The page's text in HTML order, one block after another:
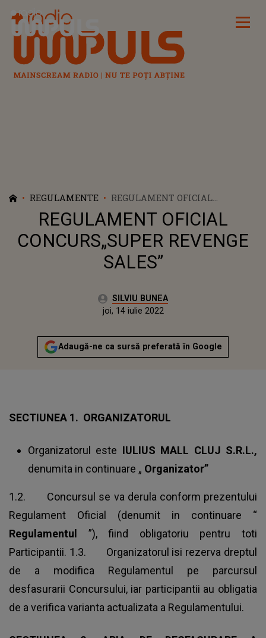
Radio Impuls
REGULAMENTE
REGULAMENT OFICIAL
CONCURS„SUPER REVENGE
SALES”
REGULAMENT OFICIAL
CONCURS„SUPER REVENGE
SALES”
Autor:SILVIU BUNEA
miercuri, 16 septembrie 2020Actualizat:
joi, 14 iulie 2022
Adaugă-ne ca sursă preferată în Google
SECTIUNEA 1. ORGANIZATORUL
Organizatorul este IULIUS MALL CLUJ S.R.L.,
denumita in continuare „ Organizator”
1.2. Concursul se va derula conform prezentului
Regulament Oficial (denumit in continuare “
Regulamentul ”), fiind obligatoriu pentru toti
Participantii. 1.3. Organizatorul isi rezerva dreptul
de a modifica Regulamentul pe parcursul
desfasurarii Concursului, iar participantii au obligatia
de a verifica varianta actualizata a Regulamentului.